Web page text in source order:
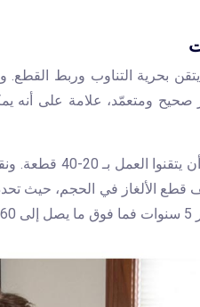
يتقن بحرية التناوب وربط
ومتعمّد، علامة على أنه
بالنسبة إلى الأطفال
قطع الألغاز في الحجم، حيث